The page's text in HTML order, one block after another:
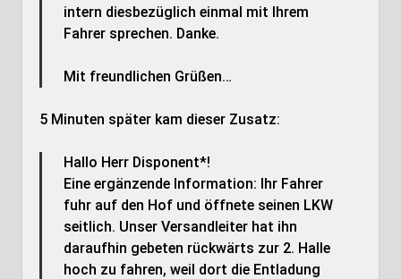
intern diesbezüglich einmal mit Ihrem
Fahrer sprechen. Danke.
Mit freundlichen Grüßen…
5 Minuten später kam dieser Zusatz:
Hallo Herr Disponent*!
Eine ergänzende Information: Ihr Fahrer
fuhr auf den Hof und öffnete seinen LKW
seitlich. Unser Versandleiter hat ihn
daraufhin gebeten rückwärts zur 2. Halle
hoch zu fahren, weil dort die Entladung